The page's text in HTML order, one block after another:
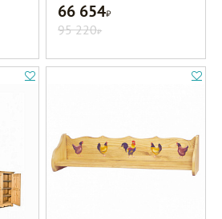
66 654Р
95 220Р